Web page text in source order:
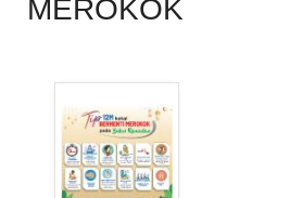
MEROKOK